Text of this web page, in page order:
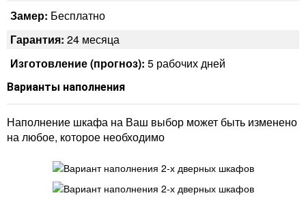
Замер: Бесплатно
Гарантия: 24 месяца
Изготовление (прогноз): 5 рабочих дней
Варианты наполнения
Наполнение шкафа на Ваш выбор может быть изменено
на любое, которое необходимо